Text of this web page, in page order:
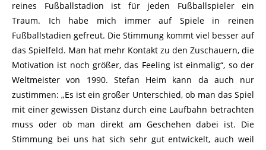
reines Fußballstadion ist für jeden Fußballspieler ein
Traum. Ich habe mich immer auf Spiele in reinen
Fußballstadien gefreut. Die Stimmung kommt viel besser auf
das Spielfeld. Man hat mehr Kontakt zu den Zuschauern, die
Motivation ist noch größer, das Feeling ist einmalig“, so der
Weltmeister von 1990. Stefan Heim kann da auch nur
zustimmen: „Es ist ein großer Unterschied, ob man das Spiel
mit einer gewissen Distanz durch eine Laufbahn betrachten
muss oder ob man direkt am Geschehen dabei ist. Die
Stimmung bei uns hat sich sehr gut entwickelt, auch weil